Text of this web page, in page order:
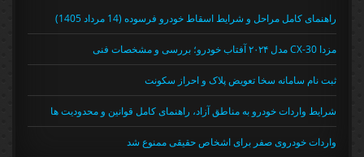
راهنمای کامل مراحل و شرایط اسقاط خودرو فرسوده (14 مرداد 1405)
مزدا CX-30 مدل ۲۰۲۴ آفتاب خودرو؛ بررسی و مشخصات فنی
ثبت نام سامانه سخا تعویض پلاک و احراز سکونت
شرایط واردات خودرو به مناطق آزاد، راهنمای کامل قوانین و محدودیت ها
واردات خودروی صفر برای اشخاص حقیقی ممنوع شد